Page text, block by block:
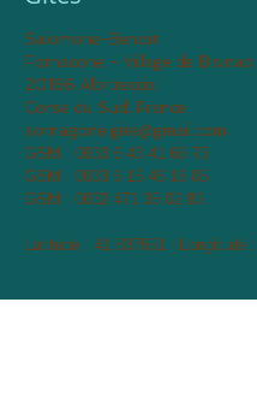
Salomone-Benoit
Fornacone - Village de Bisinao
20166 Albitreccia
Corse du Sud, France
sornagone.gite@gmail.com
GSM : 0033 6 43 41 66 73
GSM : 0033 6 15 46 16 05
GSM : 0032 471 35 02 83
Latitude : 41.837651 | Longitude :